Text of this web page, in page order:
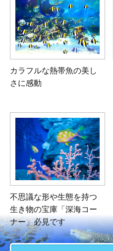
カラフルな熱帯魚の美し
さに感動
不思議な形や生態を持つ
生き物の宝庫「深海コー
ナー」必見です